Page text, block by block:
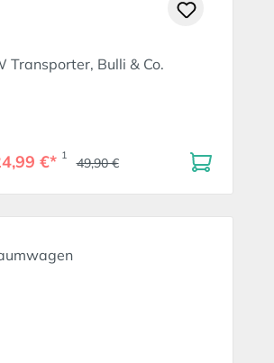
Transporter, Bulli & Co.
€* 1 49,90 €